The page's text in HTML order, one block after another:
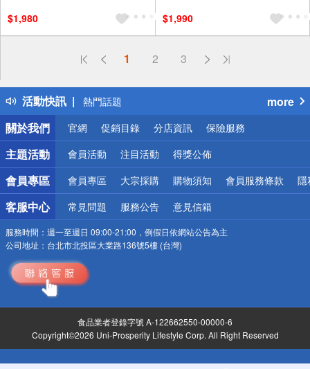
$1,980
$1,990
1 2 3
活動快訊
偏遠地區配送
得獎公告
熱門話題
銀行優惠
偏遠地區配送
詐騙網頁！請小心！
more
關於我們
官網 促銷目錄 分店資訊 保險服務
主題活動 會員活動 注目活動 得獎公佈
會員專區 會員專區 大宗採購 購物須知 會員服務條款 隱
客服中心 常見問題 服務公告 意見信箱
服務時間： 週一至週日 09:00-21:00，例假日依網站公告為主
公司地址： 台北市北投區大業路136號5樓 (台灣)
食品業者登錄字號 A-122662550-00000-6
Copyright©2026 Uni-Prosperity Lifestyle Corp. All Right Reserved